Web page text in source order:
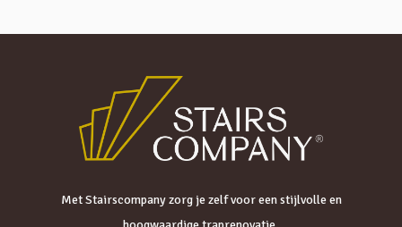
Met Stairscompany zorg je zelf voor een stijlvolle en